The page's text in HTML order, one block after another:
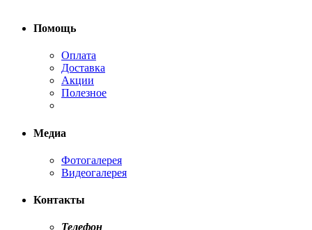
Помощь
Оплата
Доставка
Акции
Полезное
Медиа
Фотогалерея
Видеогалерея
Контакты
Телефон